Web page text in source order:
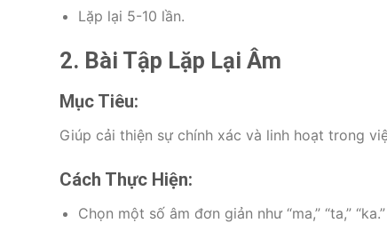
Lặp lại 5-10 lần.
2. Bài Tập Lặp Lại Âm
Mục Tiêu:
Giúp cải thiện sự chính xác và linh hoạt trong
Cách Thực Hiện:
Chọn một số âm đơn giản như “ma,” “ta,” “ka.”